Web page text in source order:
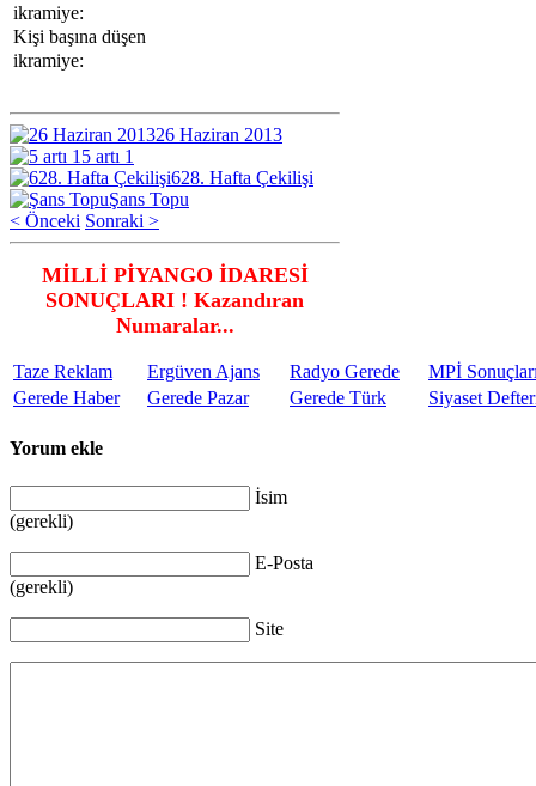
ikramiye:
Kişi başına düşen
ikramiye:
26 Haziran 2013
5 artı 1
628. Hafta Çekilişi
Şans Topu
< Önceki Sonraki >
MİLLİ PİYANGO İDARESİ
SONUÇLARI ! Kazandıran
Numaralar...
Taze Reklam Ergüven Ajans Radyo Gerede
MPİ
Gerede Haber
Gerede Pazar Gerede Türk Siyaset
Yorum ekle
İsim
(gerekli)
E-Posta
(gerekli)
Site